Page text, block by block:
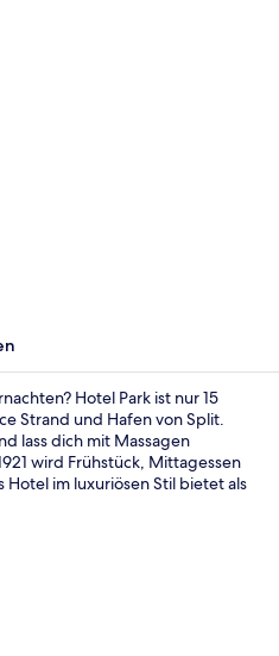
Hotel Park ist nur 15
Strand und Hafen von Split.
lass dich mit Massagen
wird Frühstück, Mittagessen
im luxuriösen Stil bietet als
viel Gutes über das